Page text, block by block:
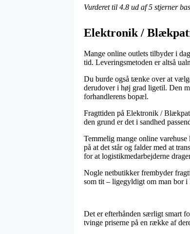
Vurderet til 4.8 ud af 5 stjerner
Elektronik /
Mange online outlets tilbyder i
tid. Leveringsmetoden er altså
Du burde også tænke over at
derudover i høj grad ligetil. Den
forhandlerens bopæl.
Fragttiden på Elektronik /
den grund er det i sandhed
Temmelig mange online
på at det står og falder med at
for at logistikmedarbejderne
Nogle netbutikker frembyder
som tit – ligegyldigt om man bor
Det er efterhånden særligt smart
tvinge priserne på en række af